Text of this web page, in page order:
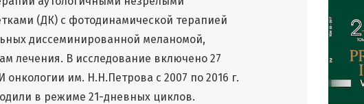
(ДК) с фотодинамической терапией
диссеминированной меланомой,
лечения. В исследование включено 27
им. Н.Н.Петрова с 2007 по 2016 г.
в режиме 21-дневных циклов.